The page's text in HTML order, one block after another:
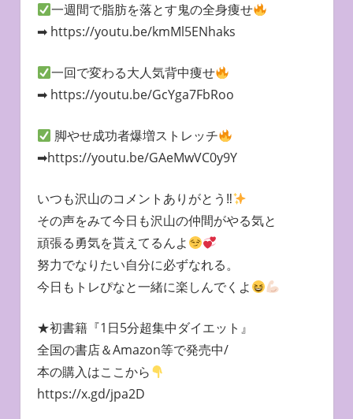
一週間で脂肪を落とす鬼の全身痩せ
➡︎ https://youtu.be/kmMl5ENhaks
一回で変わる大人気背中痩せ
➡︎ https://youtu.be/GcYga7FbRoo
脚やせ成功者爆増ストレッチ
➡︎https://youtu.be/GAeMwVC0y9Y
いつも沢山のコメントありがとう‼︎
その声をみて今日も沢山の仲間がやる気と
頑張る勇気を貰えてるんよ
努力でなりたい自分に必ずなれる。
今日もトレぴなと一緒に楽しんでくよ
★初書籍『1日5分超集中ダイエット』
全国の書店＆Amazon等で発売中/
本の購入はここから
https://x.gd/jpa2D